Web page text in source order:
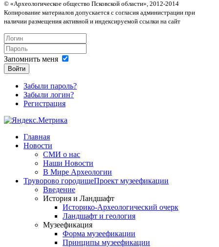
© «Археологическое общество Псковской области», 2012-2014
Копирование материалов допускается с согласия администрации при
наличии размещения активной и индексируемой ссылки на сайт
Запомнить меня
Войти
Забыли пароль?
Забыли логин?
Регистрация
Главная
Новости
СМИ о нас
Наши Новости
В Мире Археологии
Труворово городищеПроект музеефикации
Введение
История и Ландшафт
Историко-Археологический очерк
Ландшафт и геология
Музеефикация
Форма музеефикации
Принципы музеефикации